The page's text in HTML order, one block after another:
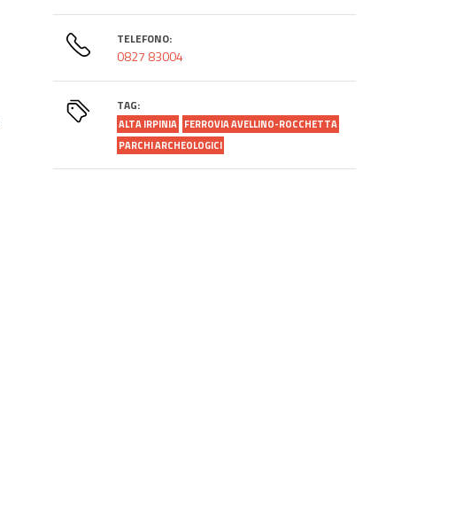
TELEFONO:
0827 83004
TAG:
ALTA IRPINIA FERROVIA AVELLINO-ROCCHETTA
PARCHI ARCHEOLOGICI